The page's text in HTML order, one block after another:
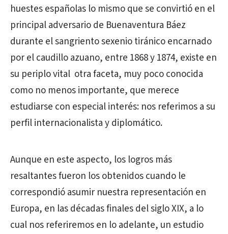
huestes españolas lo mismo que se convirtió en el
principal adversario de Buenaventura Báez
durante el sangriento sexenio tiránico encarnado
por el caudillo azuano, entre 1868 y 1874, existe en
su periplo vital otra faceta, muy poco conocida
como no menos importante, que merece
estudiarse con especial interés: nos referimos a su
perfil internacionalista y diplomático.
Aunque en este aspecto, los logros más
resaltantes fueron los obtenidos cuando le
correspondió asumir nuestra representación en
Europa, en las décadas finales del siglo XIX, a lo
cual nos referiremos en lo adelante, un estudio